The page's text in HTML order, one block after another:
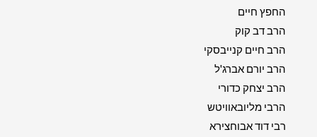
החפץ חיים
הרב דב קוק
הרב חיים קנייבסקי
הרב יורם אברג'ל
הרב יצחק כדורי
הרבי מליובאוויטש
רבי דוד אבוחצירא